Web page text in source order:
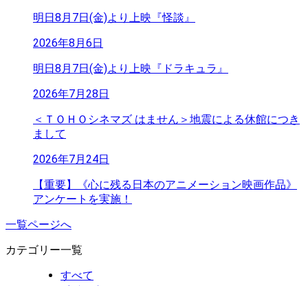
明日8月7日(金)より上映『怪談』
2026年8月6日
明日8月7日(金)より上映『ドラキュラ』
2026年7月28日
＜ＴＯＨＯシネマズ はません＞地震による休館につき
まして
2026年7月24日
【重要】《心に残る日本のアニメーション映画作品》
アンケートを実施！
一覧ページへ
カテゴリー一覧
すべて